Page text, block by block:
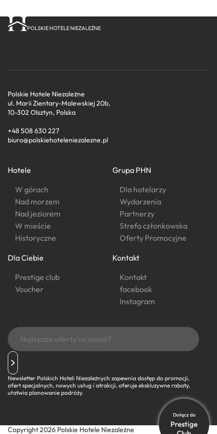
Dołącz do
Prestige
POLSKIE HOTELE NIEZALEŻNE
Polskie Hotele Niezależne
ul. Marii Zientary-Malewskiej 20b,
10-302 Olsztyn, Polska
+48 508 630 227
biuro@polskiehoteleniezalezne.pl
Hotele
W górach
Nad morzem
Nad jeziorem
W mieście
Historyczne
Grupa PHN
Dla hotelarzy
Wydarzenia
Partnerzy
Strefa członkowska
Oferty Promocyjne
Dla Ciebie
Prestige club
Voucher
Kontakt
Kontakt
facebook
Instagram
Newsletter Polskich Hoteli Niezależnych zapewnia dostęp do promocji,
ofert specjalnych, nowych usług i atrakcji, oferuje ekskluzywne rabaty,
ułatwia planowanie podróży.
Copyright 2026 Polskie Hotele Niezależne